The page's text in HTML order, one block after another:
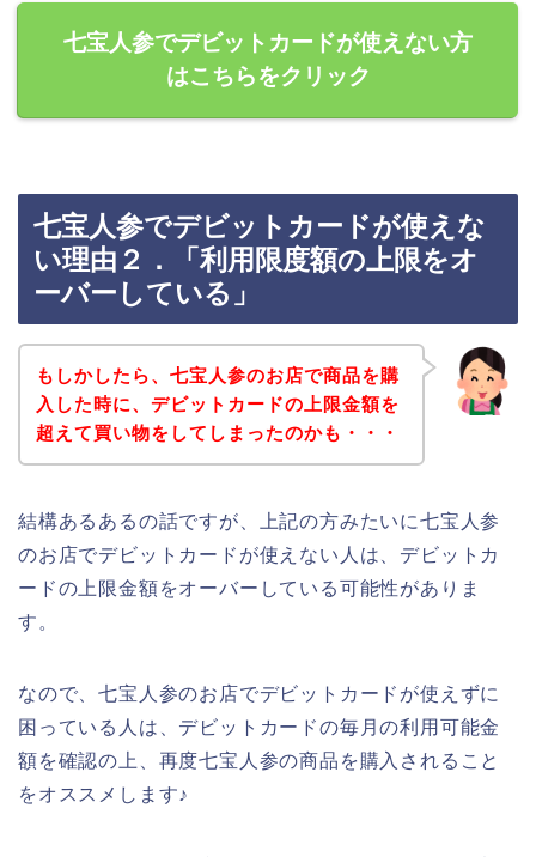
七宝人参でデビットカードが使えない方
はこちらをクリック
七宝人参でデビットカードが使えな
い理由２．「利用限度額の上限をオ
ーバーしている」
もしかしたら、七宝人参のお店で商品を購
入した時に、デビットカードの上限金額を
超えて買い物をしてしまったのかも・・・
結構あるあるの話ですが、上記の方みたいに七宝人参
のお店でデビットカードが使えない人は、デビットカ
ードの上限金額をオーバーしている可能性がありま
す。
なので、七宝人参のお店でデビットカードが使えずに
困っている人は、デビットカードの毎月の利用可能金
額を確認の上、再度七宝人参の商品を購入されること
をオススメします♪